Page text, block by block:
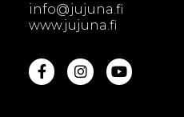
info@jujuna.fi
www.jujuna.fi